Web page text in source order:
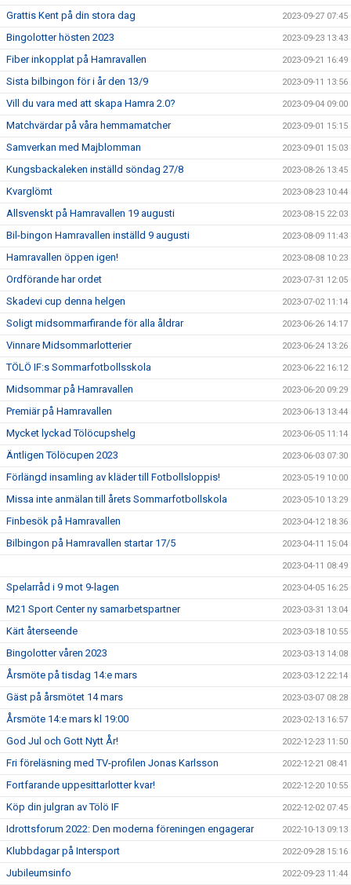
Grattis Kent på din stora dag 2023-09-27 07:45
Bingolotter hösten 2023 2023-09-23 13:43
Fiber inkopplat på Hamravallen 2023-09-21 16:49
Sista bilbingon för i år den 13/9 2023-09-11 13:56
Vill du vara med att skapa Hamra 2.0? 2023-09-04 09:00
Matchvärdar på våra hemmamatcher 2023-09-01 15:15
Samverkan med Majblomman 2023-09-01 15:03
Kungsbackaleken inställd söndag 27/8 2023-08-26 13:45
Kvarglömt 2023-08-23 10:44
Allsvenskt på Hamravallen 19 augusti 2023-08-15 22:03
Bil-bingon Hamravallen inställd 9 augusti 2023-08-09 11:43
Hamravallen öppen igen! 2023-08-08 10:23
Ordförande har ordet 2023-07-31 12:05
Skadevi cup denna helgen 2023-07-02 11:14
Soligt midsommarfirande för alla åldrar 2023-06-26 14:17
Vinnare Midsommarlotterier 2023-06-24 13:26
TÖLÖ IF:s Sommarfotbollsskola 2023-06-22 16:12
Midsommar på Hamravallen 2023-06-20 09:29
Premiär på Hamravallen 2023-06-13 13:44
Mycket lyckad Tölöcupshelg 2023-06-05 11:14
Äntligen Tölöcupen 2023 2023-06-03 07:30
Förlängd insamling av kläder till Fotbollsloppis! 2023-05-19 10:00
Missa inte anmälan till årets Sommarfotbollskola 2023-05-10 13:29
Finbesök på Hamravallen 2023-04-12 18:36
Bilbingon på Hamravallen startar 17/5 2023-04-11 15:04
2023-04-11 08:49
Spelarråd i 9 mot 9-lagen 2023-04-05 16:25
M21 Sport Center ny samarbetspartner 2023-03-31 13:04
Kärt återseende 2023-03-18 10:55
Bingolotter våren 2023 2023-03-13 14:08
Årsmöte på tisdag 14:e mars 2023-03-12 22:14
Gäst på årsmötet 14 mars 2023-03-07 08:28
Årsmöte 14:e mars kl 19:00 2023-02-13 16:57
God Jul och Gott Nytt År! 2022-12-23 11:50
Fri föreläsning med TV-profilen Jonas Karlsson 2022-12-21 08:41
Fortfarande uppesittarlotter kvar! 2022-12-20 10:55
Köp din julgran av Tölö IF 2022-12-02 07:45
Idrottsforum 2022: Den moderna föreningen engagerar 2022-10-13 09:13
Klubbdagar på Intersport 2022-09-28 15:16
Jubileumsinfo 2022-09-23 11:44